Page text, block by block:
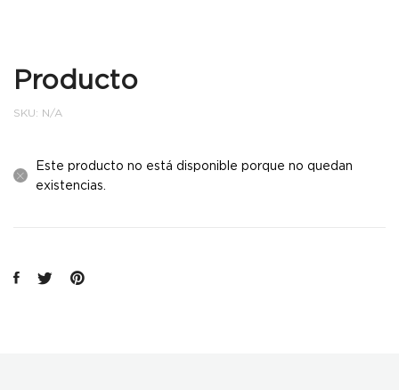
Producto
SKU: N/A
Este producto no está disponible porque no quedan
existencias.